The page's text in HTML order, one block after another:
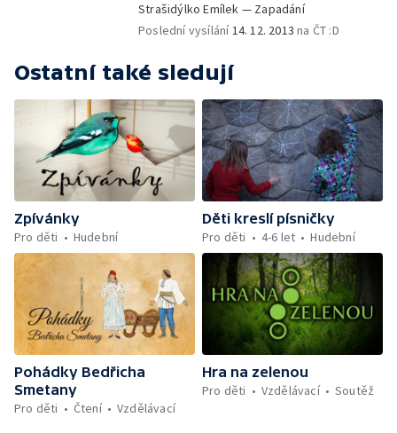
Strašidýlko Emílek — Zapadání
Poslední vysílání14. 12. 2013 na ČT :D
Ostatní také sledují
Zpívánky
Pro děti
Hudební
Děti kreslí písničky
Pro děti
4-6 let Hudební
Pohádky Bedřicha
Smetany
Pro děti
Čtení Vzdělávací
Hra na zelenou
Pro děti
Vzdělávací Soutěž